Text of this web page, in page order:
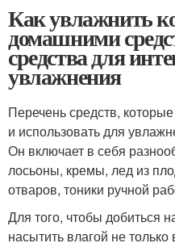
Как увлажнить
домашними
средства для
увлажнения
Перечень средств,
и использовать для
Он включает в себя
лосьоны, кремы, лед из
отваров, тоники ручной
Для того, чтобы добиться
насытить влагой не